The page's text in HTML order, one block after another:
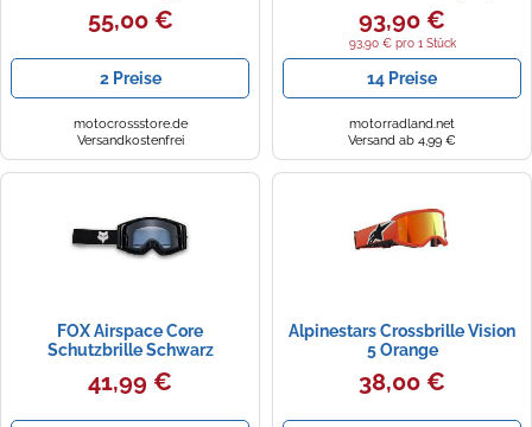
55,00 €
2 Preise
motocrossstore.de
Versandkostenfrei
93,90 €
93,90 € pro 1 Stück
14 Preise
motorradland.net
Versand ab 4,99 €
FOX Airspace Core
Schutzbrille Schwarz
41,99 €
Alpinestars Crossbrille Vision
5 Orange
38,00 €